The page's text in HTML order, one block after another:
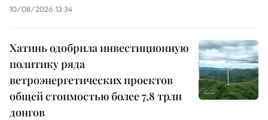
10/08/2026 13:34
Хатинь одобрила инвестиционную
политику ряда
ветроэнергетических проектов
общей стоимостью более 7,8 трлн
донгов